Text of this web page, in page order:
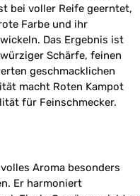
bei voller Reife geerntet,
Farbe und ihr
Das Ergebnis ist
Schärfe, feinen
geschmacklichen
macht Roten Kampot
für Feinschmecker.
Aroma besonders
Er harmoniert